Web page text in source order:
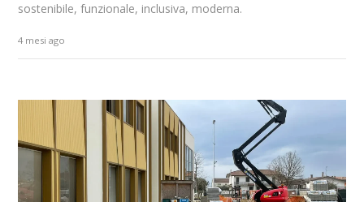
sostenibile, funzionale, inclusiva, moderna.
4 mesi ago